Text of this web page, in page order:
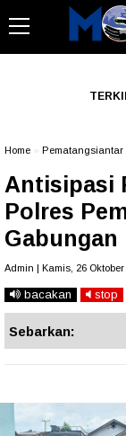
Home Pematangsiantar
Antisipasi
Polres
Gabungan
Admin | Kamis, 26 Oktober
bacakan stop
Sebarkan: